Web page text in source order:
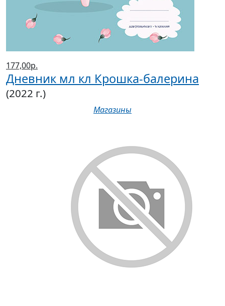
177,00р.
Дневник мл кл Крошка-балерина
(2022 г.)
Магазины